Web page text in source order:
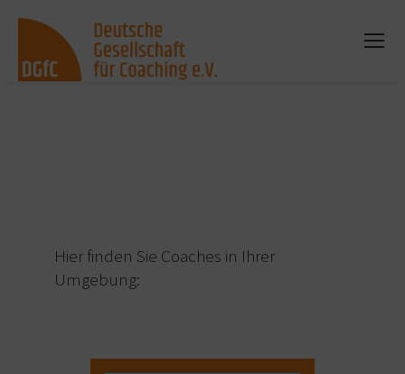
Hier finden Sie Coaches in Ihrer
Umgebung: